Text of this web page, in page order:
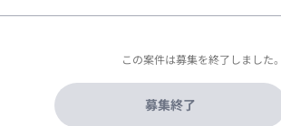
この案件は募集を終了しました。
募集終了